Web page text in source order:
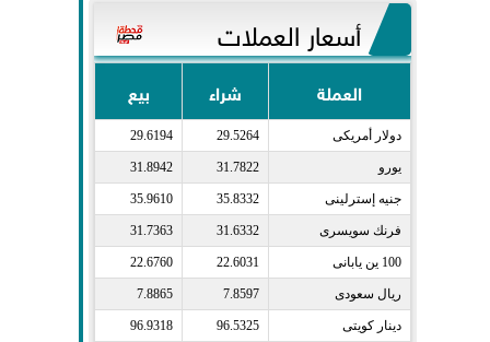
أسعار العملات
العملة شراء بيع
دولار أمريكى​ 29.5264
29.6194
يورو​ 31.7822
31.8942
جنيه إسترلينى​ 35.8332
35.9610
فرنك سويسرى​ 31.6332
31.7363
100 ين يابانى​ 22.6031
22.6760
ريال سعودى​ 7.8597
7.8865
دينار كويتى​ 96.5325
96.9318